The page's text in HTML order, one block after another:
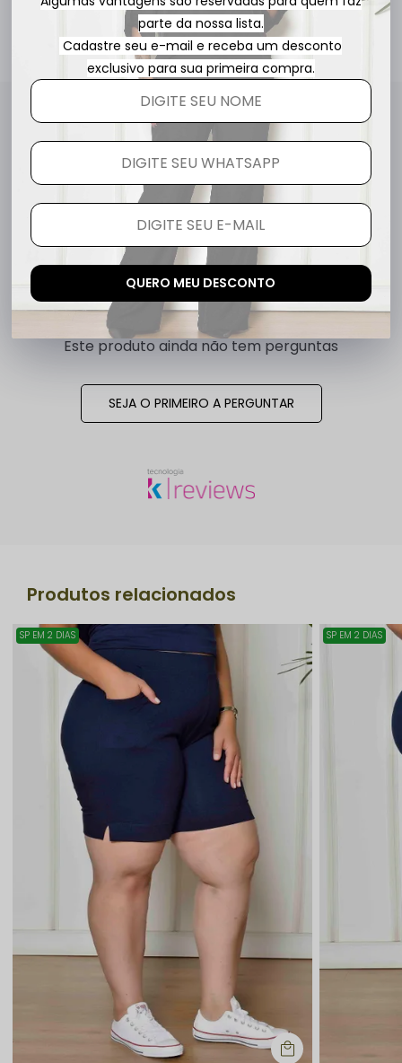
Avaliações
Este produto ainda não tem avaliações
SEJA O PRIMEIRO A AVALIAR
Perguntas & respostas
Este produto ainda não tem perguntas
SEJA O PRIMEIRO A PERGUNTAR
Produtos relacionados
SP EM 2 DIAS SP EM 2 DIAS
parte da nossa lista.
Cadastre seu e-mail e receba um desconto
exclusivo para sua primeira compra.
QUERO MEU DESCONTO